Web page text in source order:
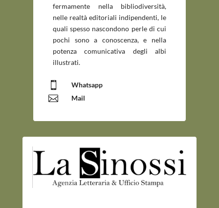
fermamente nella bibliodiversità,
nelle realtà editoriali indipendenti, le
quali spesso nascondono perle di cui
pochi sono a conoscenza, e nella
potenza comunicativa degli albi
illustrati.
 Whatsapp
 Mail